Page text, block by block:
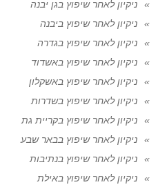
ניקיון לאחר שיפוץ בגן יבנה
ניקיון לאחר שיפוץ ביבנה
ניקיון לאחר שיפוץ בגדרה
ניקיון לאחר שיפוץ באשדוד
ניקיון לאחר שיפוץ באשקלון
ניקיון לאחר שיפוץ בשדרות
ניקיון לאחר שיפוץ בקריית גת
ניקיון לאחר שיפוץ בבאר שבע
ניקיון לאחר שיפוץ בנתיבות
ניקיון לאחר שיפוץ באילת